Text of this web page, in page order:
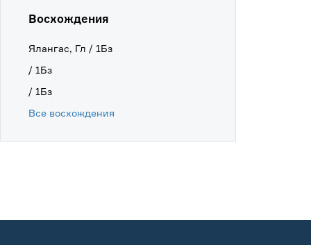
Восхождения
Ялангас, Гл / 1Бз
/ 1Бз
/ 1Бз
Все восхождения